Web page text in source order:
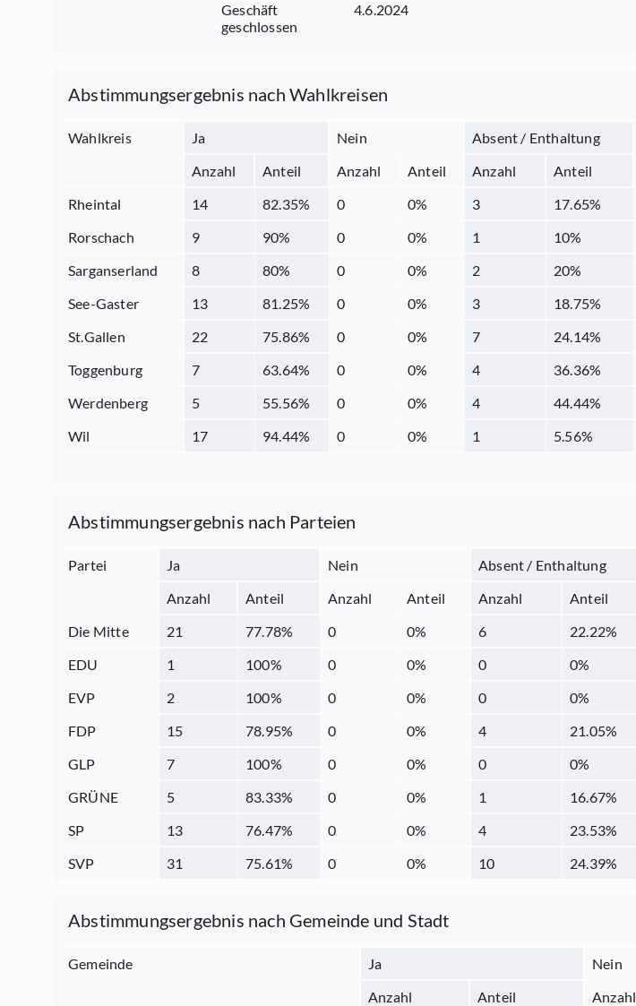
Geschäft
geschlossen
4.6.2024
Abstimmungsergebnis nach Wahlkreisen
Wahlkreis Ja Nein Absent / Enthaltung
Anzahl
Anteil Anzahl Anteil Anzahl
Anteil
Rheintal
14 82.35% 0 0% 3 17.65%
Rorschach
9 90% 0 0% 1 10%
Sarganserland
8 80% 0 0% 2 20%
See-Gaster
13 81.25% 0 0% 3 18.75%
St.Gallen
22 75.86% 0 0% 7 24.14%
Toggenburg
7 63.64% 0 0% 4 36.36%
Werdenberg
5 55.56% 0 0% 4 44.44%
Wil
17 94.44% 0 0% 1 5.56%
Abstimmungsergebnis nach Parteien
Partei Ja Nein Absent / Enthaltung
Anzahl
Anteil Anzahl Anteil Anzahl
Anteil
Die Mitte
21 77.78% 0 0% 6 22.22%
EDU
1 100% 0 0% 0 0%
EVP
2 100% 0 0% 0 0%
FDP
15 78.95% 0 0% 4 21.05%
GLP
7 100% 0 0% 0 0%
GRÜNE
5 83.33% 0 0% 1 16.67%
SP
13 76.47% 0 0% 4 23.53%
SVP
31 75.61% 0 0% 10 24.39%
Abstimmungsergebnis nach Gemeinde und Stadt
Gemeinde Ja Nein
Anzahl
Anteil Anzahl